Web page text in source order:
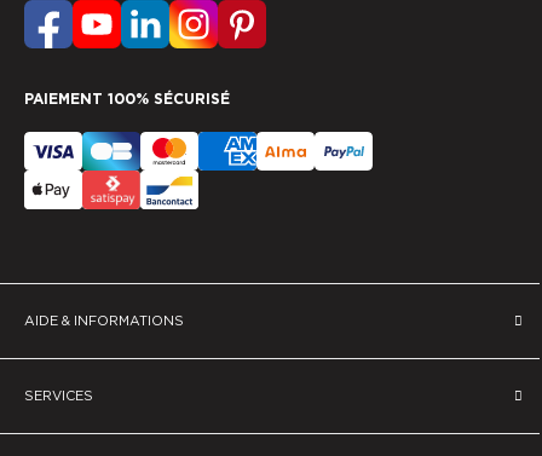
AIDE & INFORMATIONS
SERVICES
PAIEMENT 100% SÉCURISÉ